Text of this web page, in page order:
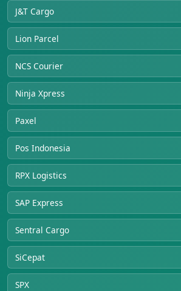
J&T Cargo
Lion Parcel
NCS Courier
Ninja Xpress
Paxel
Pos Indonesia
RPX Logistics
SAP Express
Sentral Cargo
SiCepat
SPX